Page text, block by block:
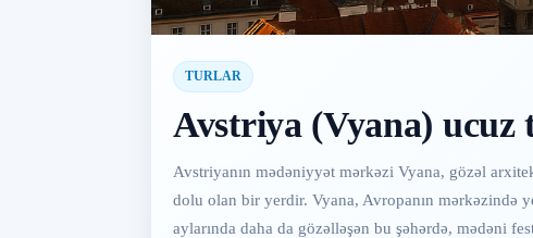
TURLAR
Avstriya (Vyana) ucuz
Avstriyanın mədəniyyət mərkəzi Vyana, gözəl
dolu olan bir yerdir. Vyana, Avropanın mərkəzində
aylarında daha da gözəlləşən bu şəhərdə, mədəni